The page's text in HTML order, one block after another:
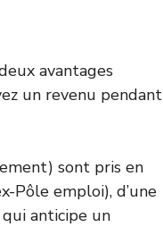
avantages
un revenu pendant
sont pris en
Pôle emploi), d’une
qui anticipe un